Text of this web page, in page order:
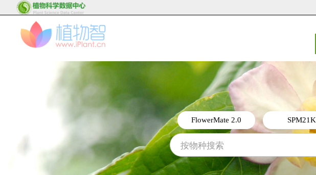
FlowerMate 2.0 SPM21K